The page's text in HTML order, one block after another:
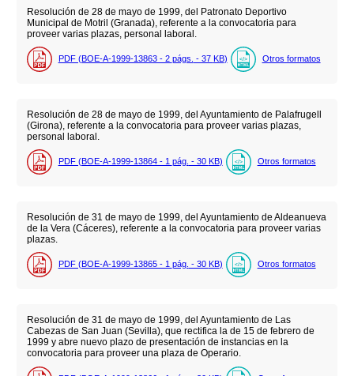
Resolución de 28 de mayo de 1999, del Patronato Deportivo
Municipal de Motril (Granada), referente a la convocatoria para
proveer varias plazas, personal laboral.
PDF (BOE-A-1999-13863 - 2 págs. - 37 KB) Otros formatos
Resolución de 28 de mayo de 1999, del Ayuntamiento de Palafrugell
(Girona), referente a la convocatoria para proveer varias plazas,
personal laboral.
PDF (BOE-A-1999-13864 - 1 pág. - 30 KB) Otros formatos
Resolución de 31 de mayo de 1999, del Ayuntamiento de Aldeanueva
de la Vera (Cáceres), referente a la convocatoria para proveer varias
plazas.
PDF (BOE-A-1999-13865 - 1 pág. - 30 KB) Otros formatos
Resolución de 31 de mayo de 1999, del Ayuntamiento de Las
Cabezas de San Juan (Sevilla), que rectifica la de 15 de febrero de
1999 y abre nuevo plazo de presentación de instancias en la
convocatoria para proveer una plaza de Operario.